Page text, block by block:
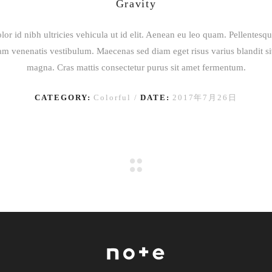
Gravity
id nibh ultricies vehicula ut id elit. Aenean eu leo quam.
venenatis vestibulum. Maecenas sed diam eget risus varius blandit
magna. Cras mattis consectetur purus sit amet fermentum.
CATEGORY: Colorful DATE: 2017年7月26日